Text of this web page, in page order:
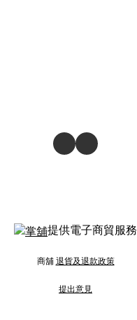
提供電子商貿服務
商舖 退貨及退款政策
提出意見